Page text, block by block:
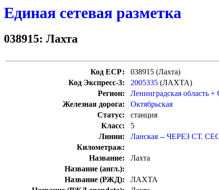
Единая сетевая разметка
038915: Лахта
Код ЕСР:
038915 (Лахта)
Код Экспресс-3:
2005335 (ЛАХТА)
Регион:
Ленинградская область +
Железная дорога:
Октябрьская
Статус:
станция
Класс:
5
Линии:
Ланская -- ЧЕРЕЗ СТ.
Километраж:
Название:
Лахта
Название (англ.):
Название (РЖД):
ЛАХТА